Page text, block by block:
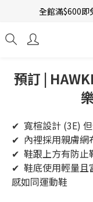
新會員招
全館滿$600即
訂單完成後14天
預訂 |
✔  寬楦設計 (3E)
✔  內裡採用親膚網
✔  鞋跟上方有防止
✔  鞋底使用輕量且
感如同運動鞋